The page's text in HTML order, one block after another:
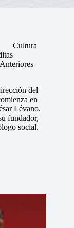
Cultura
del
en
Lévano.
fundador,
social.